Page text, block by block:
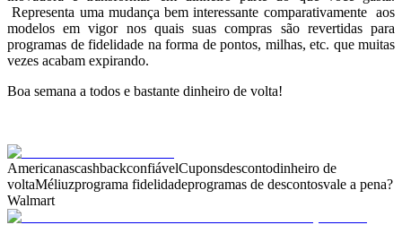
Representa uma mudança bem interessante comparativamente aos
modelos em vigor nos quais suas compras são revertidas para
programas de fidelidade na forma de pontos, milhas, etc. que muitas
vezes acabam expirando.
Boa semana a todos e bastante dinheiro de volta!
AmericanascashbackconfiávelCuponsdescontodinheiro de
voltaMéliuzprograma fidelidadeprogramas de descontosvale a pena?
Walmart